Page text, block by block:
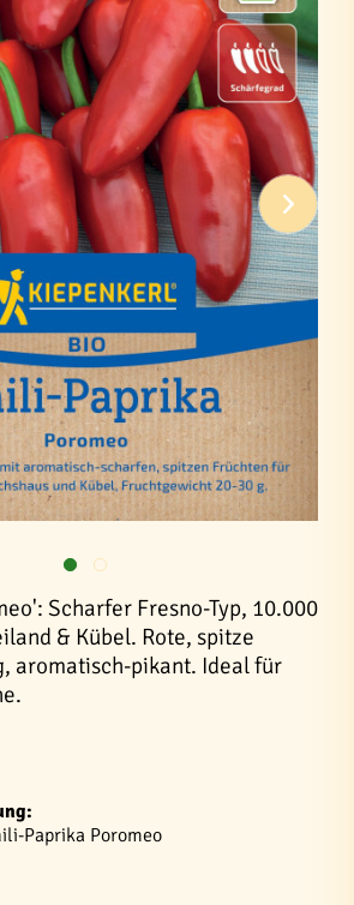
Scharfer Fresno-Typ, 10.000
& Kübel. Rote, spitze
aromatisch-pikant. Ideal für
Paprika Poromeo